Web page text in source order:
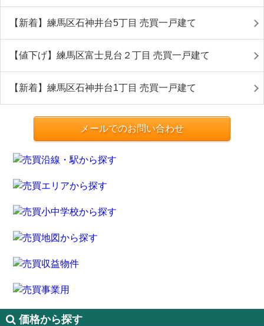
【新着】練馬区石神井台5丁目 売買一戸建て
【値下げ】練馬区富士見台２丁目 売買一戸建て
【新着】練馬区石神井台1丁目 売買一戸建て
メールでのお問い合わせ
価格から探す